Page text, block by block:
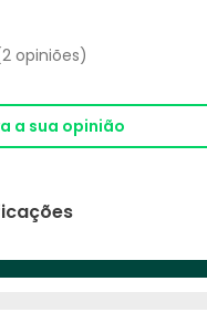
opiniões)
a sua opinião